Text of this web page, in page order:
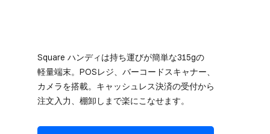
Square ハンディは​持ち運びが​簡単な​315gの​
軽量端末。​POSレジ、​バーコードスキャナー、​
カメラを​搭載。​キャッシュレス決済の​受付から​
注文入力、​棚卸しまで​楽に​こなせます。